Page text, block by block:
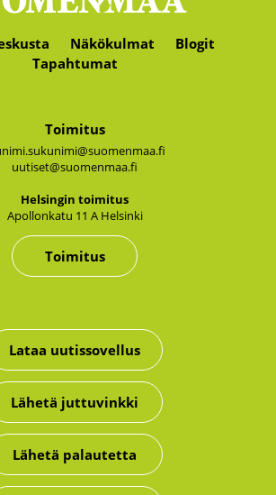
Näkökulmat
Blogit
Tapahtumat
Toimitus
uutiset@suomenmaa.fi
Hel­sin­gin toi­mi­tus
Apol­lon­ka­tu 11 A Hel­sin­ki
Toimitus
Lataa uutissovellus
Lähetä juttuvinkki
Lähetä palautetta